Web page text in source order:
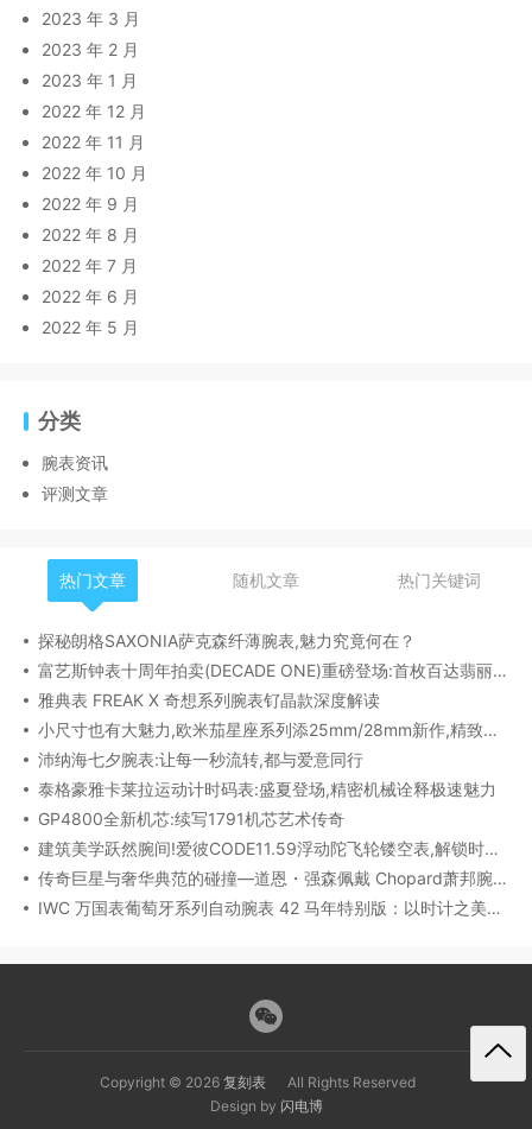
2023 年 3 月
2023 年 2 月
2023 年 1 月
2022 年 12 月
2022 年 11 月
2022 年 10 月
2022 年 9 月
2022 年 8 月
2022 年 7 月
2022 年 6 月
2022 年 5 月
分类
腕表资讯
评测文章
热门文章 随机文章 热门关键词
探秘朗格SAXONIA萨克森纤薄腕表,魅力究竟何在？
富艺斯钟表十周年拍卖(DECADE ONE)重磅登场:首枚百达翡丽1518精钢腕表领衔呈献
雅典表 FREAK X 奇想系列腕表钌晶款深度解读​
小尺寸也有大魅力,欧米茄星座系列添25mm/28mm新作,精致感拉满
沛纳海七夕腕表:让每一秒流转,都与爱意同行
泰格豪雅卡莱拉运动计时码表:盛夏登场,精密机械诠释极速魅力
GP4800全新机芯:续写1791机芯艺术传奇
建筑美学跃然腕间!爱彼CODE11.59浮动陀飞轮镂空表,解锁时间律动新形态
传奇巨星与奢华典范的碰撞—道恩・强森佩戴 Chopard萧邦腕表珠宝亮相威尼斯电影节
IWC 万国表葡萄牙系列自动腕表 42 马年特别版：以时计之美，致敬农历新年​
Copyright © 2026 复刻表
All Rights Reserved
Design by 闪电博